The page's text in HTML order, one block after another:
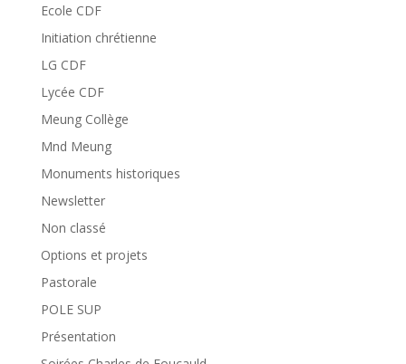
Ecole CDF
Initiation chrétienne
LG CDF
Lycée CDF
Meung Collège
Mnd Meung
Monuments historiques
Newsletter
Non classé
Options et projets
Pastorale
POLE SUP
Présentation